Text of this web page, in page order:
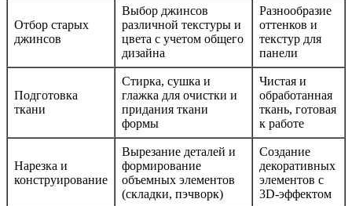
Отбор старых
джинсов
Выбор джинсов
различной текстуры и
цвета с учетом общего
дизайна
Разнообразие
оттенков и
текстур для
панели
Подготовка
ткани
Стирка, сушка и
глажка для очистки и
придания ткани
формы
Чистая и
обработанная
ткань, готовая
к работе
Нарезка и
конструирование
Вырезание деталей и
формирование
объемных элементов
(складки, пэчворк)
Создание
декоративных
элементов с
3D-эффектом